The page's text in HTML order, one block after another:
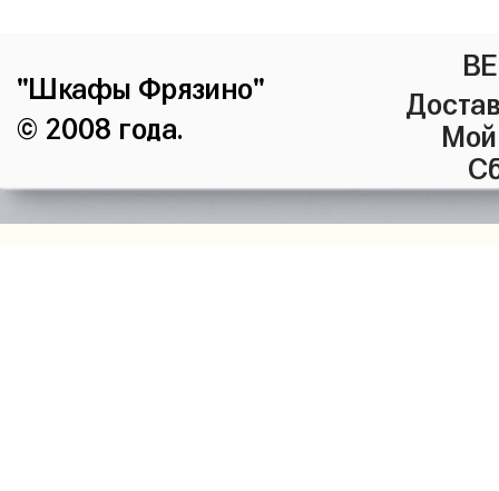
"Шкафы Фрязино"
© 2008 года.